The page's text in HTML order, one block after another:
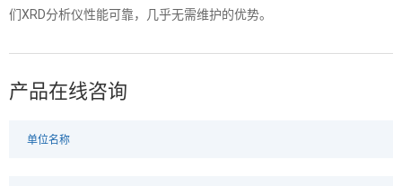
们XRD分析仪性能可靠，几乎无需维护的优势。
产品在线咨询